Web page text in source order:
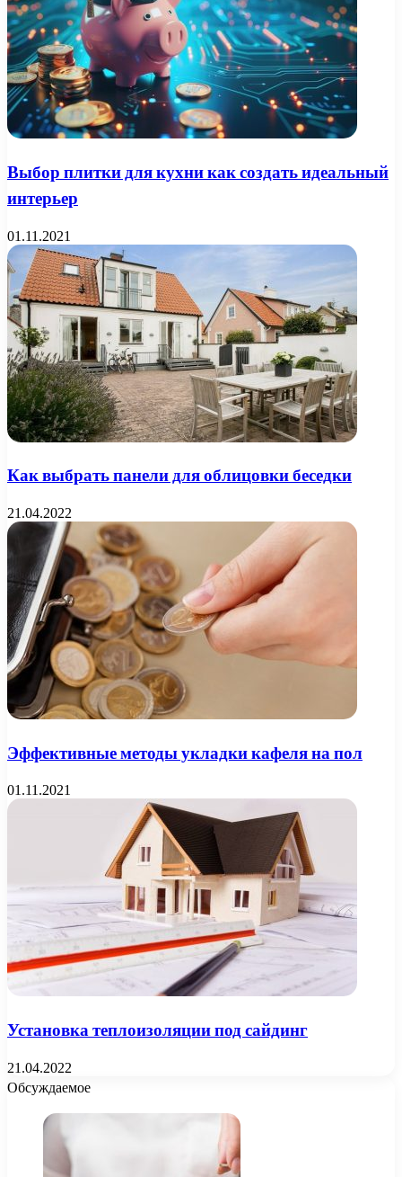
Выбор плитки для кухни как создать идеальный
интерьер
01.11.2021
Как выбрать панели для облицовки беседки
21.04.2022
Эффективные методы укладки кафеля на пол
01.11.2021
Установка теплоизоляции под сайдинг
21.04.2022
Обсуждаемое